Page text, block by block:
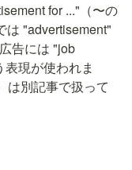
for ..."（〜の
は "advertisement"
告には "job
現が使われま
は別記事で扱って